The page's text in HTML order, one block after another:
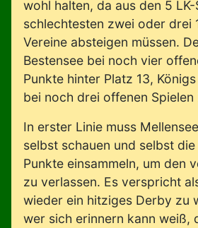
wohl halten, da aus den 5
schlechtesten zwei oder drei
Vereine absteigen müssen.
Bestensee bei noch vier
Punkte hinter Platz 13,
bei noch drei offenen
In erster Linie muss
selbst schauen und selbst
Punkte einsammeln, um den
zu verlassen. Es verspricht
wieder ein hitziges Derby zu
wer sich erinnern kann weiß,